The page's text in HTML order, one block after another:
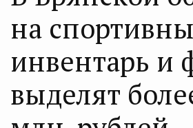
на
инвентарь и
выделят